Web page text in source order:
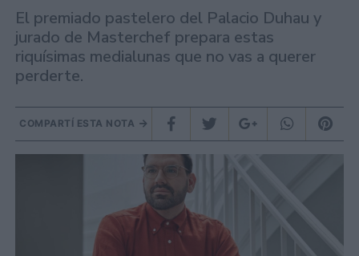
El premiado pastelero del Palacio Duhau y
jurado de Masterchef prepara estas
riquísimas medialunas que no vas a querer
perderte.
COMPARTÍ ESTA NOTA